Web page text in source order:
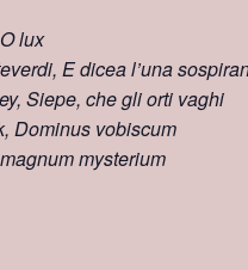
lux
E dicea l’una
Siepe, che gli orti vaghi
Dominus vobiscum
mysterium